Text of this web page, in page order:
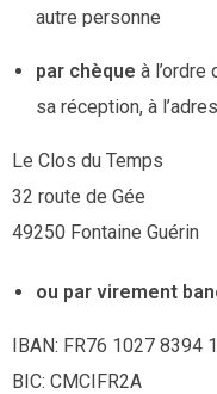
autre personne
par chèque à
sa réception, à
Le Clos du Temps
32 route de Gée
49250 Fontaine Guérin
ou par virement
IBAN: FR76 1027 8394
BIC: CMCIFR2A